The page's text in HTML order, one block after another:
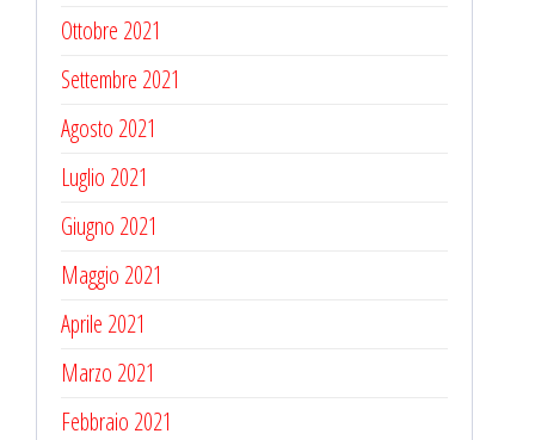
Ottobre 2021
Settembre 2021
Agosto 2021
Luglio 2021
Giugno 2021
Maggio 2021
Aprile 2021
Marzo 2021
Febbraio 2021